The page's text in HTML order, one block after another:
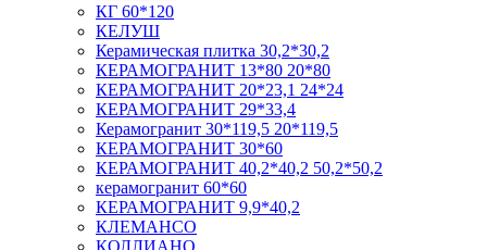
КГ 60*120
КЕЛУШ
Керамическая плитка 30,2*30,2
КЕРАМОГРАНИТ 13*80 20*80
КЕРАМОГРАНИТ 20*23,1 24*24
КЕРАМОГРАНИТ 29*33,4
Керамогранит 30*119,5 20*119,5
КЕРАМОГРАНИТ 30*60
КЕРАМОГРАНИТ 40,2*40,2 50,2*50,2
керамогранит 60*60
КЕРАМОГРАНИТ 9,9*40,2
КЛЕМАНСО